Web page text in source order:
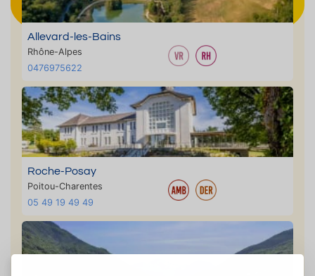
Allevard-les-Bains
Rhône-Alpes
0476975622
Roche-Posay
Poitou-Charentes
05 49 19 49 49